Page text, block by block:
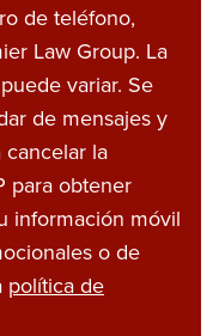
de teléfono,
Law Group. La
variar. Se
de mensajes y
cancelar la
para obtener
información móvil
o de
política de